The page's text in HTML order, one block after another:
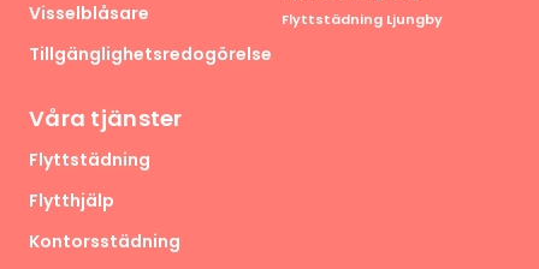
Visselblåsare
Tillgänglighetsredogörelse
Våra tjänster
Flyttstädning
Flytthjälp
Kontorsstädning
Flyttstädning Ljungby